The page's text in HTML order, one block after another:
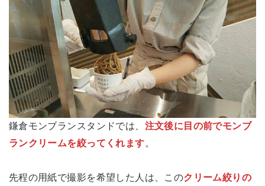
鎌倉モンブランスタンドでは、 注文後に目の前でモンブ
ランクリームを絞ってくれます。
先程の用紙で撮影を希望した人は、このクリーム絞りの